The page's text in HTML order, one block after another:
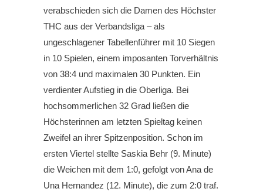
verabschieden sich die Damen des Höchster
THC aus der Verbandsliga – als
ungeschlagener Tabellenführer mit 10 Siegen
in 10 Spielen, einem imposanten Torverhältnis
von 38:4 und maximalen 30 Punkten. Ein
verdienter Aufstieg in die Oberliga. Bei
hochsommerlichen 32 Grad ließen die
Höchsterinnen am letzten Spieltag keinen
Zweifel an ihrer Spitzenposition. Schon im
ersten Viertel stellte Saskia Behr (9. Minute)
die Weichen mit dem 1:0, gefolgt von Ana de
Una Hernandez (12. Minute), die zum 2:0 traf.